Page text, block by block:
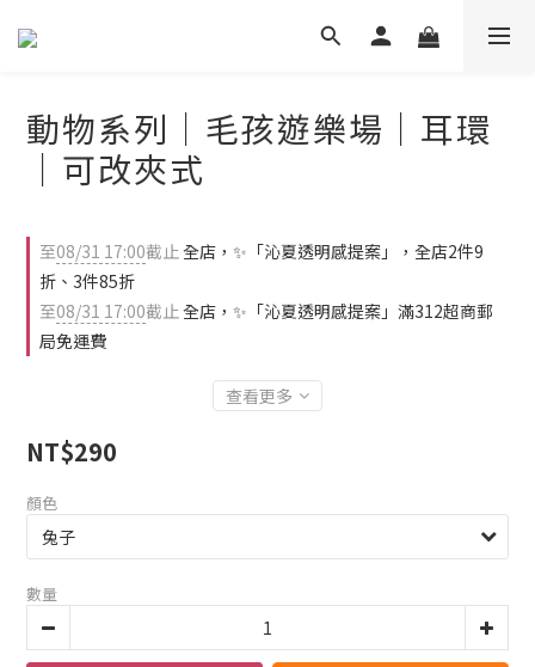
動物系列｜毛孩遊樂場｜耳環
｜可改夾式
至08/31 17:00截止全店，✨「沁夏透明感提案」，全店2件9
折、3件85折
至08/31 17:00截止全店，✨「沁夏透明感提案」滿312超商郵
局免運費
查看更多
NT$290
顏色
數量